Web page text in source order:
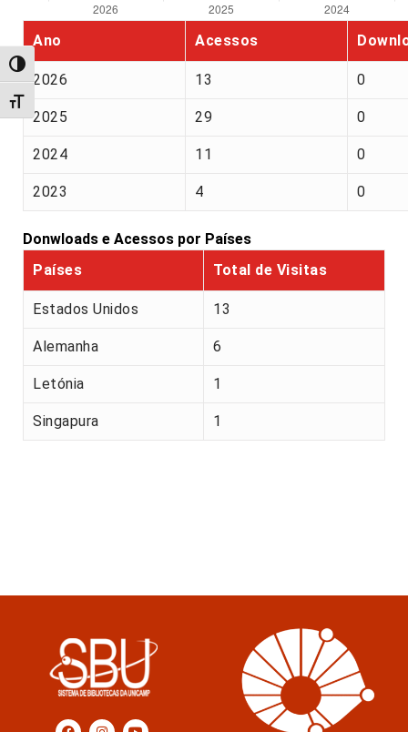
Alternar alto contraste
Alternar tamanho da fonte
Ano Acessos
2026 13 0
2025 29 0
2024 11 0
2023 4 0
Donwloads e Acessos por Países
Países
Total de Visitas
Estados Unidos 13
Alemanha 6
Letónia 1
Singapura 1